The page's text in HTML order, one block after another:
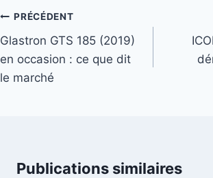
Navigation
de
l’article
PRÉCÉDENT
Glastron GTS 185 (2019)
en occasion : ce que dit
le marché
Publications similaires